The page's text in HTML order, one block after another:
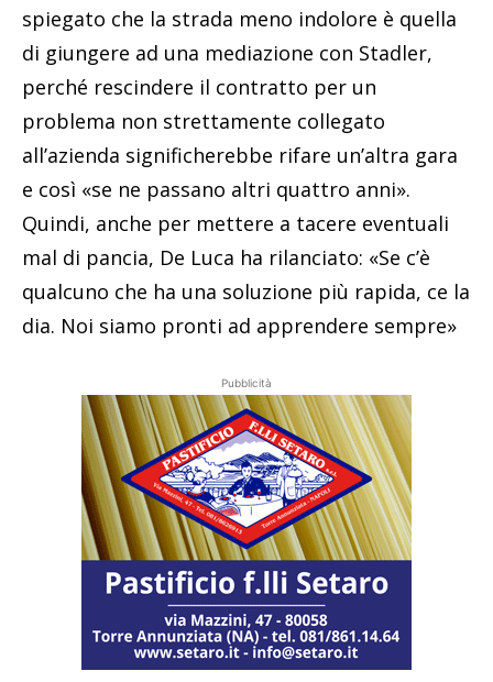
spiegato che la strada meno indolore è quella
di giungere ad una mediazione con Stadler,
perché rescindere il contratto per un
problema non strettamente collegato
all’azienda significherebbe rifare un’altra gara
e così «se ne passano altri quattro anni».
Quindi, anche per mettere a tacere eventuali
mal di pancia, De Luca ha rilanciato: «Se c’è
qualcuno che ha una soluzione più rapida, ce la
dia. Noi siamo pronti ad apprendere sempre»
Pubblicità